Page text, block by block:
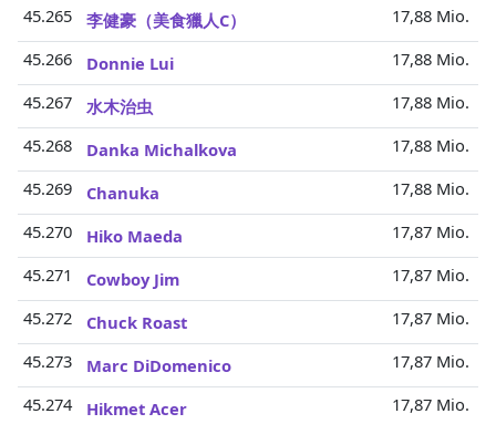
45.265
李健豪（美食獵人C）
17,88 Mio.
45.266
Donnie Lui
17,88 Mio.
45.267
水木治虫
17,88 Mio.
45.268
Danka Michalkova
17,88 Mio.
45.269
Chanuka
17,88 Mio.
45.270
Hiko Maeda
17,87 Mio.
45.271
Cowboy Jim
17,87 Mio.
45.272
Chuck Roast
17,87 Mio.
45.273
Marc DiDomenico
17,87 Mio.
45.274
Hikmet Acer
17,87 Mio.